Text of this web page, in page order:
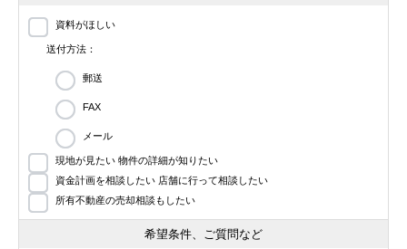
資料がほしい
送付方法：
郵送
FAX
メール
現地が見たい 物件の詳細が知りたい
資金計画を相談したい 店舗に行って相談したい
所有不動産の売却相談もしたい
希望条件、ご質問など